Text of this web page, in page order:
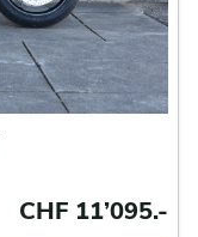
CHF 11’095.-